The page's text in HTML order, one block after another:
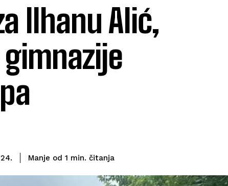
Ilhanu Alić,
Manje od 1 min. čitanja